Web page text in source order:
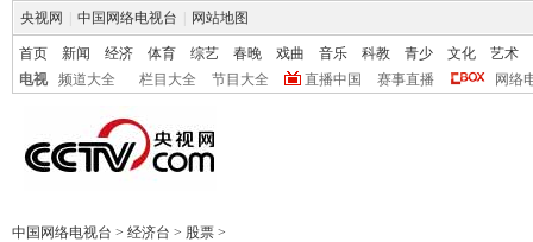
央视网 中国网络电视台 网站地图
首页 新闻 经济 体育 综艺 春晚 戏曲 音乐 科教 青少 文化
艺术
电视
频道大全 栏目大全 节目大全 直播中国 赛事直播 网络
中国网络电视台 > 经济台 > 股票 >